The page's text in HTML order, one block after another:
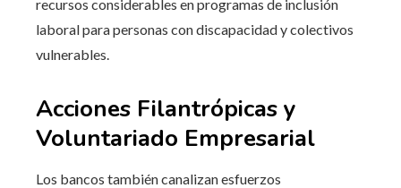
recursos considerables en programas de inclusión
laboral para personas con discapacidad y colectivos
vulnerables.
Acciones Filantrópicas y
Voluntariado Empresarial
Los bancos también canalizan esfuerzos